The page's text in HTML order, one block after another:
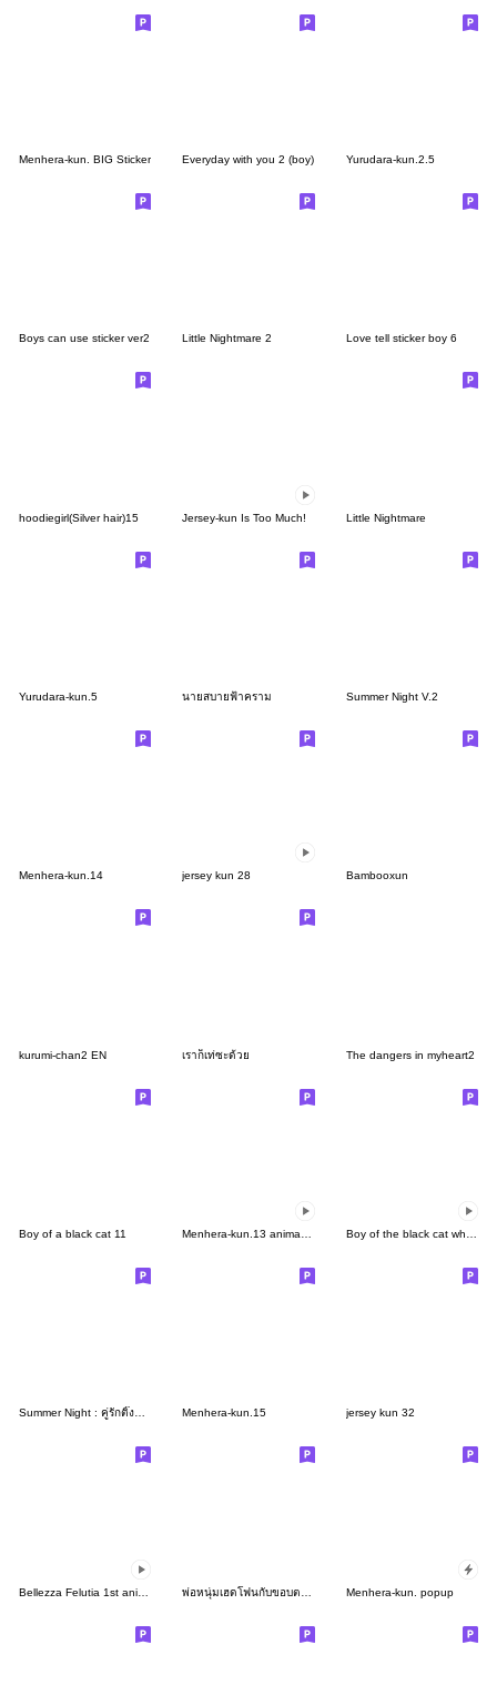
Menhera-kun. BIG Sticker Everyday with you 2 (boy) Yurudara-kun.2.5
Boys can use sticker ver2 Little Nightmare 2 Love tell sticker boy 6
hoodiegirl(Silver hair)15 Jersey-kun Is Too Much! Little Nightmare
Yurudara-kun.5 นายสบายฟ้าคราม Summer Night V.2
Menhera-kun.14 jersey kun 28 Bambooxun
kurumi-chan2 EN เราก็เท่ซะด้วย The dangers in myheart2
Boy of a black cat 11
Summer Night : คู่รักติ๊งต๊อง Menhera-kun.15 jersey kun 32
Menhera-kun. popup